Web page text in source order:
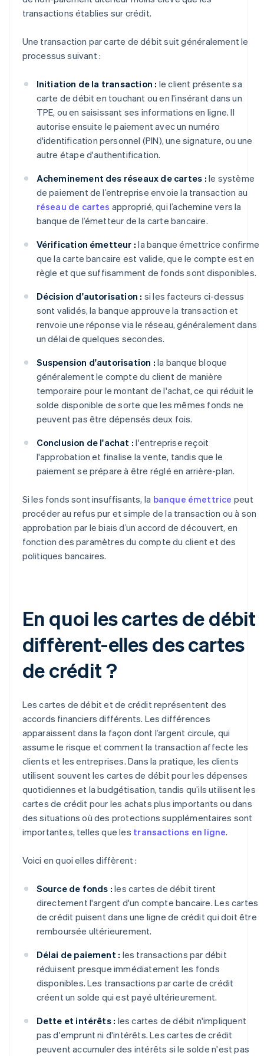
transactions établies sur crédit.
Une transaction par carte de débit suit généralement le
processus suivant :
Initiation de la transaction : le client présente sa
carte de débit en touchant ou en l'insérant dans un
TPE, ou en saisissant ses informations en ligne. Il
autorise ensuite le paiement avec un numéro
d'identification personnel (PIN), une signature, ou une
autre étape d'authentification.
Acheminement des réseaux de cartes : le système
de paiement de l’entreprise envoie la transaction au
réseau de cartes approprié, qui l’achemine vers la
banque de l’émetteur de la carte bancaire.
Vérification émetteur : la banque émettrice confirme
que la carte bancaire est valide, que le compte est en
règle et que suffisamment de fonds sont disponibles.
Décision d'autorisation : si les facteurs ci-dessus
sont validés, la banque approuve la transaction et
renvoie une réponse via le réseau, généralement dans
un délai de quelques secondes.
Suspension d'autorisation : la banque bloque
généralement le compte du client de manière
temporaire pour le montant de l'achat, ce qui réduit le
solde disponible de sorte que les mêmes fonds ne
peuvent pas être dépensés deux fois.
Conclusion de l'achat : l'entreprise reçoit
l'approbation et finalise la vente, tandis que le
paiement se prépare à être réglé en arrière-plan.
Si les fonds sont insuffisants, la banque émettrice peut
procéder au refus pur et simple de la transaction ou à son
approbation par le biais d’un accord de découvert, en
fonction des paramètres du compte du client et des
politiques bancaires.
En quoi les cartes de débit
diffèrent-elles des cartes
de crédit ?
Les cartes de débit et de crédit représentent des
accords financiers différents. Les différences
apparaissent dans la façon dont l’argent circule, qui
assume le risque et comment la transaction affecte les
clients et les entreprises. Dans la pratique, les clients
utilisent souvent les cartes de débit pour les dépenses
quotidiennes et la budgétisation, tandis qu’ils utilisent les
cartes de crédit pour les achats plus importants ou dans
des situations où des protections supplémentaires sont
importantes, telles que les transactions en ligne.
Voici en quoi elles diffèrent :
Source de fonds : les cartes de débit tirent
directement l'argent d'un compte bancaire. Les cartes
de crédit puisent dans une ligne de crédit qui doit être
remboursée ultérieurement.
Délai de paiement : les transactions par débit
réduisent presque immédiatement les fonds
disponibles. Les transactions par carte de crédit
créent un solde qui est payé ultérieurement.
Dette et intérêts : les cartes de débit n'impliquent
pas d'emprunt ni d'intérêts. Les cartes de crédit
peuvent accumuler des intérêts si le solde n'est pas